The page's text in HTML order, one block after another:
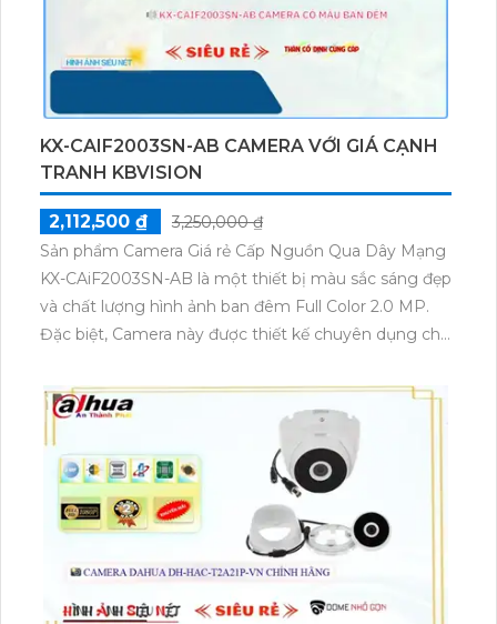
KX-CAIF2003SN-AB CAMERA VỚI GIÁ CẠNH
TRANH KBVISION
2,112,500 ₫
3,250,000 ₫
Sản phẩm Camera Giá rẻ Cấp Nguồn Qua Dây Mạng
KX-CAiF2003SN-AB là một thiết bị màu sắc sáng đẹp
và chất lượng hình ảnh ban đêm Full Color 2.0 MP.
Đặc biệt, Camera này được thiết kế chuyên dụng cho
qua mạng IP POE.Một điểm nổi bật của Camera này
là khả năng truyền tải hình ảnh màu sắc ban đêm,
giúp bạn quan sát rõ ràng ngay cả trong điều kiện
ánh sáng yếu. Ngoài ra, sản phẩm còn tuân thủ
chuẩn chống bụi tinh tế và có thân kim loại chắc
chắn, giúp bảo vệ thiết bị khỏi sự mài mòn và hủy
hoại.Ngoài tính năng quan trọng trên, Camera này
còn có khả năng thu âm, giúp bạn theo dõi và nghe
rõ ràng âm thanh trong khu vực được giám sát. Với